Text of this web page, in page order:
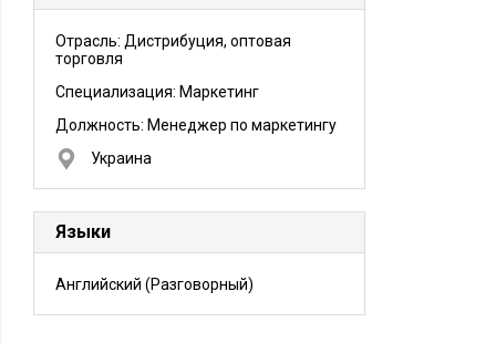
Отрасль: Дистрибуция, оптовая
торговля
Специализация: Маркетинг
Должность: Менеджер по маркетингу
Украина
Языки
Английский (Разговорный)